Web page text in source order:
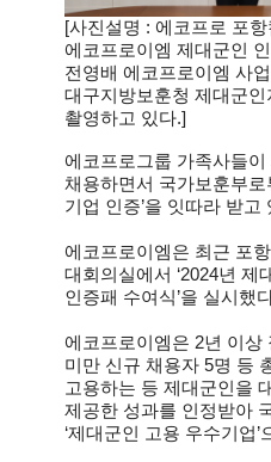
[사진설명 : 에코프로 포항
에코프로이엠 제대군인
전영배 에코프로이엠 사
대구지방보훈청 제대군
촬영하고 있다.]
에코프로그룹 가족사들
채용하면서 국가보훈부로
기업 인증’을 잇따라 받고
에코프로이엠은 최근 포
대회의실에서 ‘2024년 제
인증패 수여식’을 실시했
에코프로이엠은 2년 이상
미만 신규 채용자 5명 등
고용하는 등 제대군인을
제공한 성과를 인정받아
‘제대군인 고용 우수기업’